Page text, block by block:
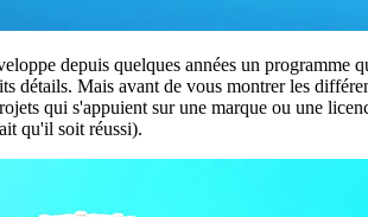
depuis quelques années un
détails. Mais avant de vous montrer les
qui s'appuient sur une marque ou une
qu'il soit réussi).